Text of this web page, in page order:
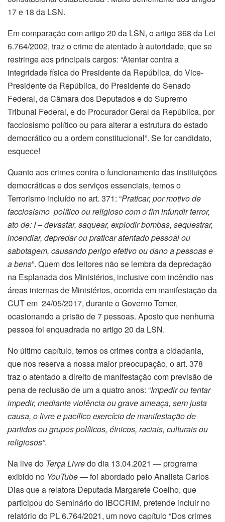
17 e 18 da LSN.
Em comparação com artigo 20 da LSN, o artigo 368 da Lei
6.764/2002, traz o crime de atentado à autoridade, que se
restringe aos principais cargos: “Atentar contra a
integridade física do Presidente da República, do Vice-
Presidente da República, do Presidente do Senado
Federal, da Câmara dos Deputados e do Supremo
Tribunal Federal, e do Procurador Geral da República, por
facciosismo político ou para alterar a estrutura do estado
democrático ou a ordem constitucional”. Se for candidato,
esquece!
Quanto aos crimes contra o funcionamento das instituições
democráticas e dos serviços essenciais, temos o
Terrorismo incluído no art. 371: “Praticar, por motivo de
facciosismo político ou religioso com o fim infundir terror,
ato de: I – devastar, saquear, explodir bombas, sequestrar,
incendiar, depredar ou praticar atentado pessoal ou
sabotagem, causando perigo efetivo ou dano a pessoas e
a bens”. Quem dos leitores não se lembra da depredação
na Esplanada dos Ministérios, inclusive com incêndio nas
áreas internas de Ministérios, ocorrida em manifestação da
CUT em 24/05/2017, durante o Governo Temer,
ocasionando a prisão de 7 pessoas. Aposto que nenhuma
pessoa foi enquadrada no artigo 20 da LSN.
No último capítulo, temos os crimes contra a cidadania,
que nos reserva a nossa maior preocupação, o art. 378
traz o atentado a direito de manifestação com previsão de
pena de reclusão de um a quatro anos: “Impedir ou tentar
impedir, mediante violência ou grave ameaça, sem justa
causa, o livre e pacífico exercício de manifestação de
partidos ou grupos políticos, étnicos, raciais, culturais ou
religiosos”.
Na live do Terça Livredo dia 13.04.2021 — programa
exibido no YouTube— foi abordado pelo Analista Carlos
Dias que a relatora Deputada Margarete Coelho, que
participou do Seminário do IBCCRIM, pretende incluir no
relatório do PL 6.764/2021, um novo capítulo “Dos crimes